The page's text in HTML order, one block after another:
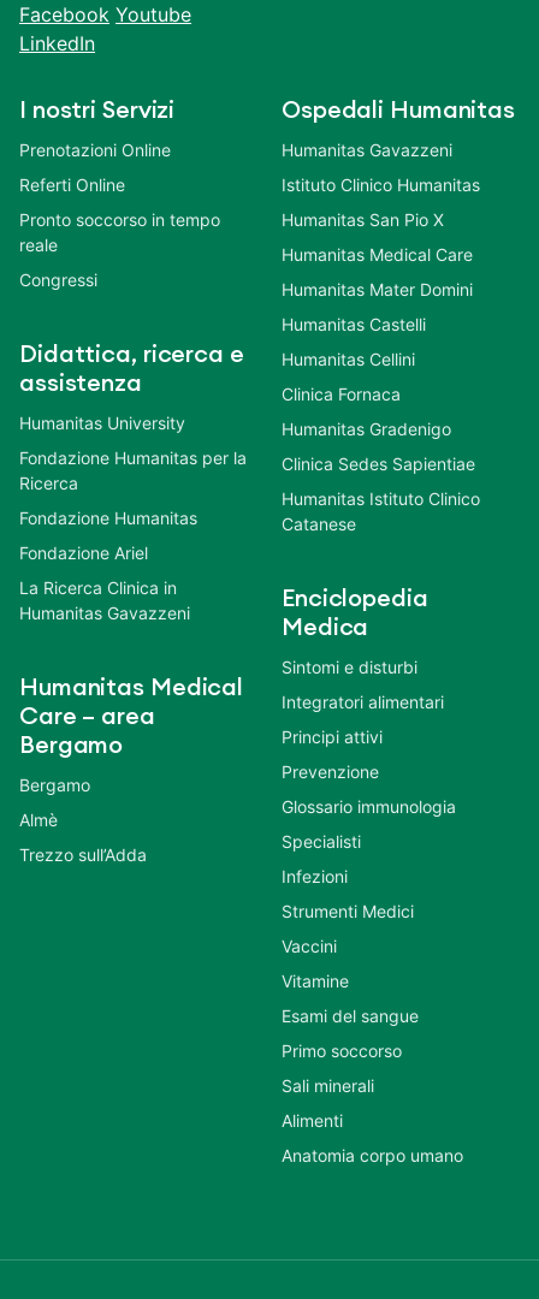
Facebook Youtube
LinkedIn
I nostri Servizi
Prenotazioni Online
Referti Online
Pronto soccorso in tempo
reale
Congressi
Didattica, ricerca e
assistenza
Humanitas University
Fondazione Humanitas per la
Ricerca
Fondazione Humanitas
Fondazione Ariel
La Ricerca Clinica in
Humanitas Gavazzeni
Humanitas Medical
Care – area
Bergamo
Bergamo
Almè
Trezzo sull’Adda
Ospedali Humanitas
Humanitas Gavazzeni
Istituto Clinico Humanitas
Humanitas San Pio X
Humanitas Medical Care
Humanitas Mater Domini
Humanitas Castelli
Humanitas Cellini
Clinica Fornaca
Humanitas Gradenigo
Clinica Sedes Sapientiae
Humanitas Istituto Clinico
Catanese
Enciclopedia
Medica
Sintomi e disturbi
Integratori alimentari
Principi attivi
Prevenzione
Glossario immunologia
Specialisti
Infezioni
Strumenti Medici
Vaccini
Vitamine
Esami del sangue
Primo soccorso
Sali minerali
Alimenti
Anatomia corpo umano